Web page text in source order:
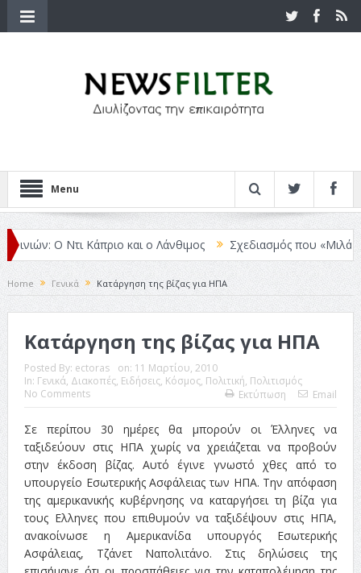
Menu
Ο Ντι Κάπριο και ο Λάνθιμος Σχεδιασμός που «Μιλάει»
Home Γενικά Κατάργηση της βίζας για ΗΠΑ
Κατάργηση της βίζας για ΗΠΑ
Posted By: ectoras on: 11 Μαρτίου, 2010
In: Γενικά, Διακοπές, Ειδήσεις, Κόσμος, Πολιτική, Πολιτισμός
No Comments
Εκτύπωση Email
Σε περίπου 30 ημέρες θα μπορούν οι Έλληνες να
ταξιδεύουν στις ΗΠΑ χωρίς να χρειάζεται να προβούν
στην έκδοση βίζας. Αυτό έγινε γνωστό χθες από το
υπουργείο Εσωτερικής Ασφάλειας των ΗΠΑ. Την απόφαση
της αμερικανικής κυβέρνησης να καταργήσει τη βίζα για
τους Ελληνες που επιθυμούν να ταξιδέψουν στις ΗΠΑ,
ανακοίνωσε η Αμερικανίδα υπουργός Εσωτερικής
Ασφάλειας, Τζάνετ Ναπολιτάνο. Στις δηλώσεις της